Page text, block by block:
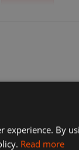
experience. By
Read more